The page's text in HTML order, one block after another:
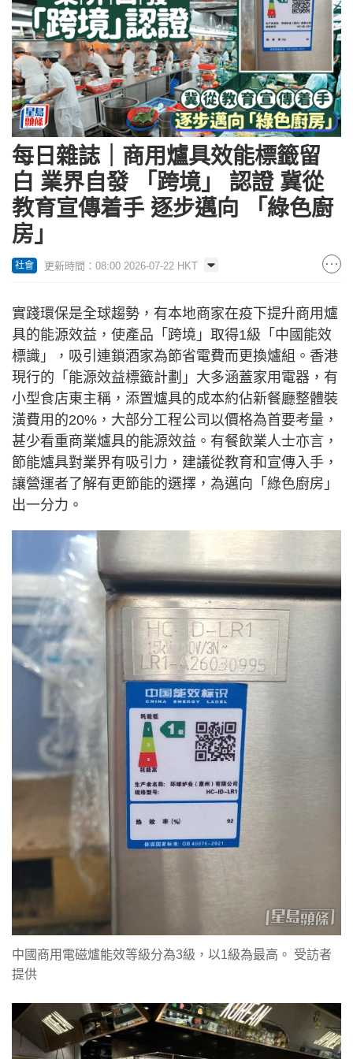
每日雜誌｜商用爐具效能標籤留
白 業界自發 「跨境」 認證 冀從
教育宣傳着手 逐步邁向 「綠色廚
房」
社會 更新時間：08:00 2026-07-22 HKT
實踐環保是全球趨勢，有本地商家在疫下提升商用爐
具的能源效益，使產品「跨境」取得1級「中國能效
標識」，吸引連鎖酒家為節省電費而更換爐組。香港
現行的「能源效益標籤計劃」大多涵蓋家用電器，有
小型食店東主稱，添置爐具的成本約佔新餐廳整體裝
潢費用的20%，大部分工程公司以價格為首要考量，
甚少看重商業爐具的能源效益。有餐飲業人士亦言，
節能爐具對業界有吸引力，建議從教育和宣傳入手，
讓營運者了解有更節能的選擇，為邁向「綠色廚房」
出一分力。
中國商用電磁爐能效等級分為3級，以1級為最高。 受訪者
提供